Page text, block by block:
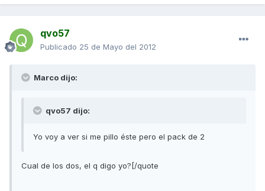
qvo57
Publicado 25 de Mayo del 2012
Marco dijo:
qvo57 dijo:
Yo voy a ver si me pillo éste pero el pack de 2
Cual de los dos, el q digo yo?[/quote